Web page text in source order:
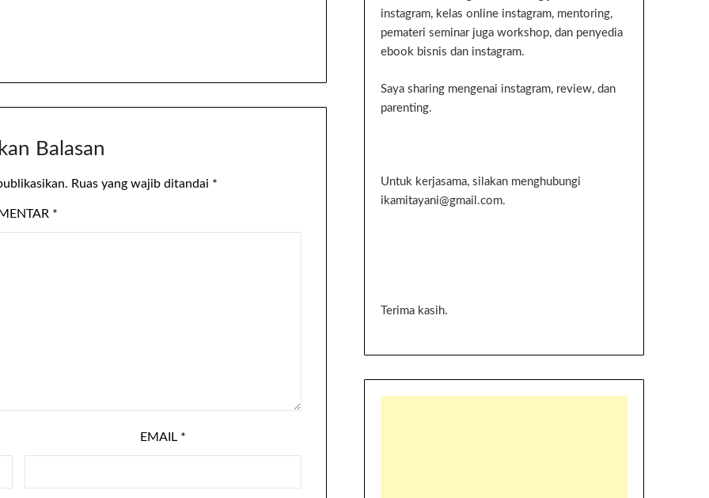
Balasan
Ruas yang wajib ditandai *
*
EMAIL *
instagram, kelas online instagram, mentoring,
pemateri seminar juga workshop, dan penyedia
ebook bisnis dan instagram.
Saya sharing mengenai instagram, review, dan
parenting.
Untuk kerjasama, silakan menghubungi
ikamitayani@gmail.com.
Terima kasih.